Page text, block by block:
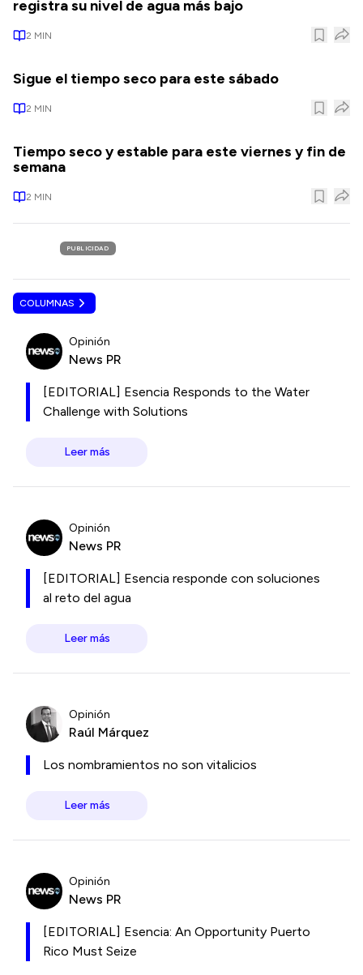
registra su nivel de agua más bajo
2 MIN
Sigue el tiempo seco para este sábado
2 MIN
Tiempo seco y estable para este viernes y fin de
semana
2 MIN
PUBLICIDAD
COLUMNAS
Opinión
News PR
[EDITORIAL] Esencia Responds to the Water
Challenge with Solutions
Leer más
Opinión
News PR
[EDITORIAL] Esencia responde con soluciones
al reto del agua
Leer más
Opinión
Raúl Márquez
Los nombramientos no son vitalicios
Leer más
Opinión
News PR
[EDITORIAL] Esencia: An Opportunity Puerto
Rico Must Seize